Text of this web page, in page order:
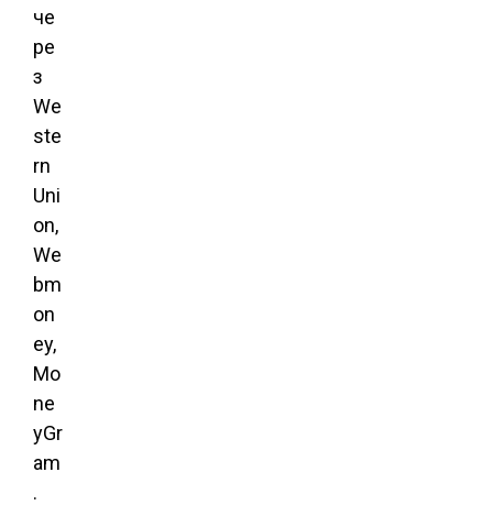
че
ре
з
We
ste
rn
Uni
on,
We
bm
on
ey,
Mo
ne
yGr
am
.